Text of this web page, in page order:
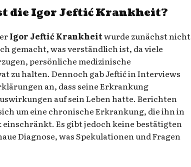
die Igor Jeftić Krankheit?
Igor Jeftić Krankheitwurde zunächst nicht
gemacht, was verständlich ist, da viele
persönliche medizinische
zu halten. Dennoch gab Jeftić in Interviews
an, dass seine Erkrankung
auf sein Leben hatte. Berichten
um eine chronische Erkrankung, die ihn in
einschränkt. Es gibt jedoch keine bestätigten
Diagnose, was Spekulationen und Fragen